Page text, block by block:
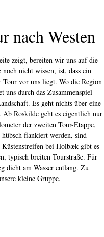
nach Westen
zeigt, bereiten wir uns auf die
nicht wissen, ist, dass ein
vor uns liegt. Wo die Region
durch das Zusammenspiel
Es geht nichts über eine
Ab Roskilde geht es eigentlich nur
der zweiten Tour-Etappe,
flankiert werden, sind
bei Holbæk gibt es
typisch breiten Tourstraße. Für
dicht am Wasser entlang. Zu
kleine Gruppe.